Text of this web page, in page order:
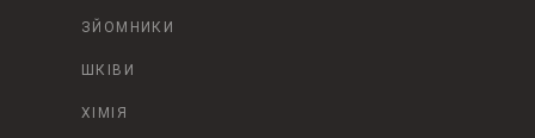
ЗЙОМНИКИ
ШКІВИ
ХІМІЯ